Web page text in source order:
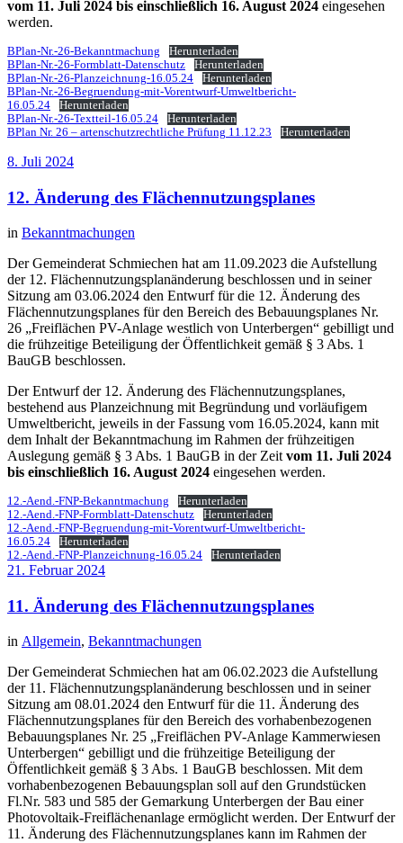
vom 11. Juli 2024 bis einschließlich 16. August 2024 eingesehen
werden.
BPlan-Nr.-26-Bekanntmachung
Herunterladen
BPlan-Nr.-26-Formblatt-Datenschutz
Herunterladen
BPlan-Nr.-26-Planzeichnung-16.05.24
Herunterladen
BPlan-Nr.-26-Begruendung-mit-Vorentwurf-Umweltbericht-
16.05.24
Herunterladen
BPlan-Nr.-26-Textteil-16.05.24
Herunterladen
BPlan Nr. 26 – artenschutzrechtliche Prüfung 11.12.23
Herunterladen
8. Juli 2024
12. Änderung des Flächennutzungsplanes
in Bekanntmachungen
Der Gemeinderat Schmiechen hat am 11.09.2023 die Aufstellung
der 12. Flächennutzungsplanänderung beschlossen und in seiner
Sitzung am 03.06.2024 den Entwurf für die 12. Änderung des
Flächennutzungsplanes für den Bereich des Bebauungsplanes Nr.
26 „Freiflächen PV-Anlage westlich von Unterbergen“ gebilligt und
die frühzeitige Beteiligung der Öffentlichkeit gemäß § 3 Abs. 1
BauGB beschlossen.
Der Entwurf der 12. Änderung des Flächennutzungsplanes,
bestehend aus Planzeichnung mit Begründung und vorläufigem
Umweltbericht, jeweils in der Fassung vom 16.05.2024, kann mit
dem Inhalt der Bekanntmachung im Rahmen der frühzeitigen
Auslegung gemäß § 3 Abs. 1 BauGB in der Zeit vom 11. Juli 2024
bis einschließlich 16. August 2024 eingesehen werden.
12.-Aend.-FNP-Bekanntmachung
Herunterladen
12.-Aend.-FNP-Formblatt-Datenschutz
Herunterladen
12.-Aend.-FNP-Begruendung-mit-Vorentwurf-Umweltbericht-
16.05.24
Herunterladen
12.-Aend.-FNP-Planzeichnung-16.05.24
Herunterladen
21. Februar 2024
11. Änderung des Flächennutzungsplanes
in Allgemein, Bekanntmachungen
Der Gemeinderat Schmiechen hat am 06.02.2023 die Aufstellung
der 11. Flächennutzungsplanänderung beschlossen und in seiner
Sitzung am 08.01.2024 den Entwurf für die 11. Änderung des
Flächennutzungsplanes für den Bereich des vorhabenbezogenen
Bebauungsplanes Nr. 25 „Freiflächen PV-Anlage Kammerwiesen
Unterbergen“ gebilligt und die frühzeitige Beteiligung der
Öffentlichkeit gemäß § 3 Abs. 1 BauGB beschlossen. Mit dem
vorhabenbezogenen Bebauungsplan soll auf den Grundstücken
Fl.Nr. 583 und 585 der Gemarkung Unterbergen der Bau einer
Photovoltaik-Freiflächenanlage ermöglicht werden. Der Entwurf der
11. Änderung des Flächennutzungsplanes kann im Rahmen der